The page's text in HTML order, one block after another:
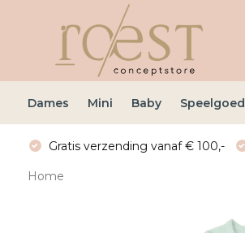
Dames Mini Baby Speelgoed
Gratis verzending vanaf € 100,-
Home